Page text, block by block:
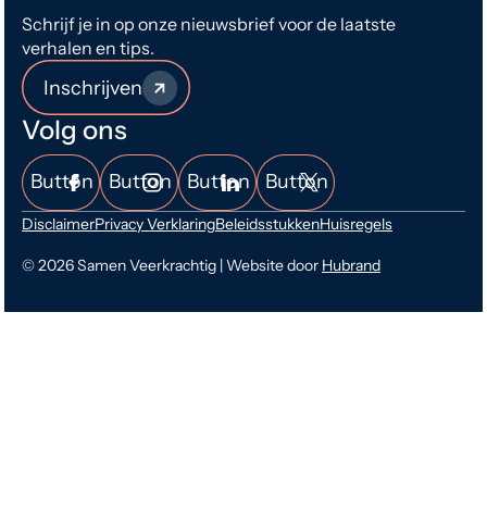
Schrijf je in op onze nieuwsbrief voor de laatste
verhalen en tips.
Inschrijven
Volg ons
Button Button Button Button
© 2026 Samen Veerkrachtig | Website door Hubrand
DisclaimerPrivacy VerklaringBeleidsstukkenHuisregels